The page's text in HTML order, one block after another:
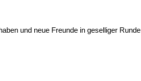
und neue Freunde in geselliger Runde